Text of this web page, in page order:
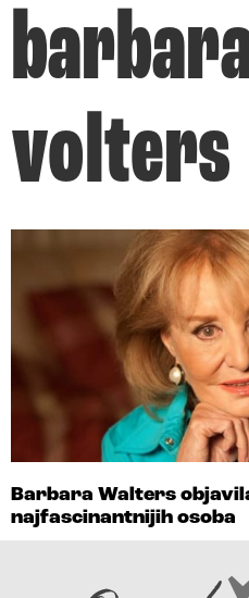
volters
Barbara Walters
najfascinantnijih osoba